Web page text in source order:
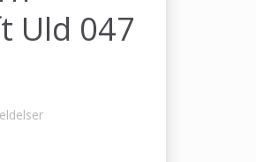
Uld 047